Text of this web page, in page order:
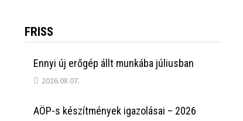
FRISS
Ennyi új erőgép állt munkába júliusban
2026.08.07.
AÖP-s készítmények igazolásai – 2026